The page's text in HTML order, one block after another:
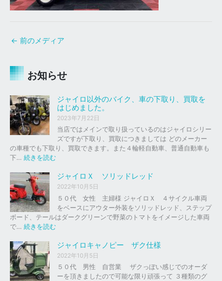
← 前のメディア
お知らせ
ジャイロ以外のバイク、車の下取り、買取を
はじめました。
2023年7月22日
当店ではメインで取り扱っているのはジャイロシリー
ズですが下取り、買取につきましては どのメーカー
の車種でも下取り、買取できます。また４輪軽自動車、普通自動車も
下… 続きを読む
ャ
イ
ロ
以
外
の
イ
ク
車
ジャイロＸ ソリッドレッド
2022年10月5日
５０代 女性 主婦様 ジャイロＸ ４サイクル車両
をベースにアウター外装をソリッドレッド、ステップ
ボード、テールはダークグリーンで野菜のトマトをイメージした車両
で… 続きを読む
ャ
イ
ロ
ジャイロキャノピー ザク仕様
2022年10月5日
５０代 男性 自営業 ザクっぽい感じでのオーダ
ーを頂きましたので可能な限り頑張って ３種類のグ